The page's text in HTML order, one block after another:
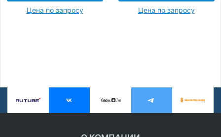
Цена по запросу
Цена по запросу